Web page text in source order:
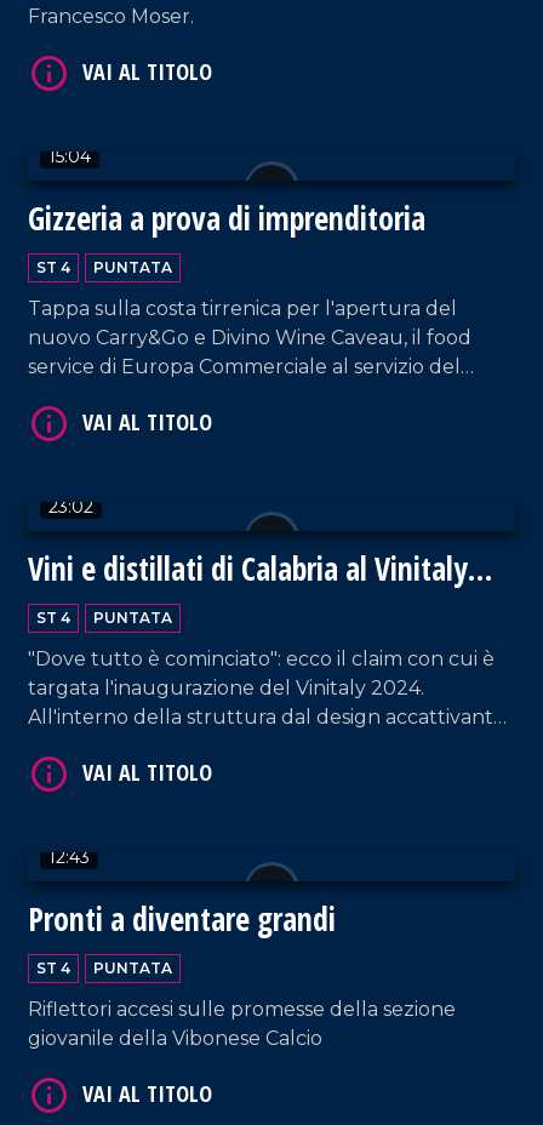
Francesco Moser.
15:04
Gizzeria a prova di imprenditoria
ST 4 PUNTATA
Tappa sulla costa tirrenica per l'apertura del
nuovo Carry&Go e Divino Wine Caveau, il food
service di Europa Commerciale al servizio del
23:02
Vini e distillati di Calabria al Vinitaly
2024
ST 4 PUNTATA
"Dove tutto è cominciato": ecco il claim con cui è
targata l'inaugurazione del Vinitaly 2024.
All'interno della struttura dal design accattivante,
da tutta la Calabria - raccontano la propria
anche dall'Italia.
12:43
Pronti a diventare grandi
ST 4 PUNTATA
Riflettori accesi sulle promesse della sezione
giovanile della Vibonese Calcio
VAI AL TITOLO
VAI AL TITOLO
VAI AL TITOLO
VAI AL TITOLO